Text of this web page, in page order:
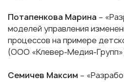
Потапенкова Марина –
моделей управления
процессов на примере
(ООО «Клевер-Медия-
Семичев Максим –